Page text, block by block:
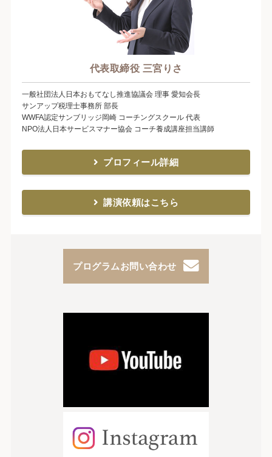
プログラムお問い合わせ
代表取締役 三宮りさ
一般社団法人日本おもてなし推進協議会 理事 愛知会長
サンアップ税理士事務所 部長
WWFA認定サンブリッジ岡崎 コーチングスクール 代表
NPO法人日本サービスマナー協会 コーチ養成講座担当講師
プロフィール詳細
講演依頼はこちら